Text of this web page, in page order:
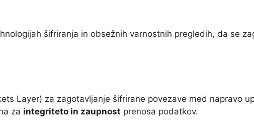
šifriranja in obsežnih varnostnih pregledih, da se
Layer) za zagotavljanje šifrirane povezave med napravo
za integriteto in zaupnost prenosa podatkov.